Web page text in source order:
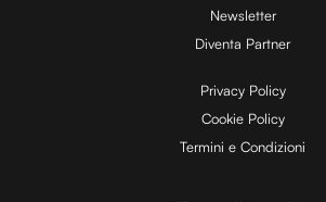
d
e
o
Newsletter
Diventa Partner
Privacy Policy
Cookie Policy
Termini e Condizioni